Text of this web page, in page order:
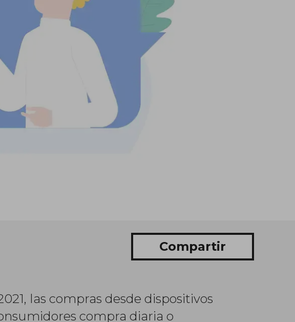
Compartir
las compras desde dispositivos
compra diaria o